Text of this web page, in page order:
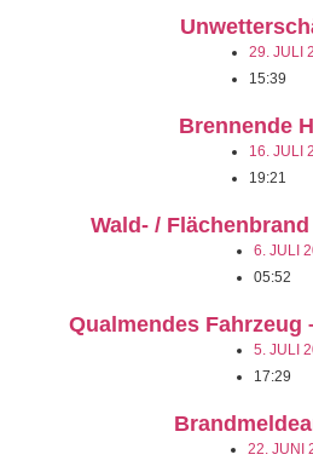
29. JULI
15:39
Brennende
16. JULI
19:21
Wald- /
6. JULI
05:52
Qualmendes Fahrzeug
5. JULI
17:29
22. JUNI